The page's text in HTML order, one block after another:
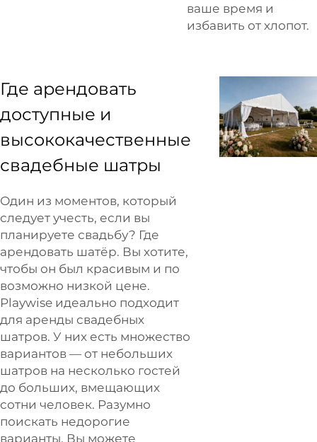
ваше время и
избавить от хлопот.
Где арендовать
доступные и
высококачественные
свадебные шатры
Один из моментов, который
следует учесть, если вы
планируете свадьбу? Где
арендовать шатёр. Вы хотите,
чтобы он был красивым и по
возможно низкой цене.
Playwise идеально подходит
для аренды свадебных
шатров. У них есть множество
вариантов — от небольших
шатров на несколько гостей
до больших, вмещающих
сотни человек. Разумно
поискать недорогие
варианты. Вы можете